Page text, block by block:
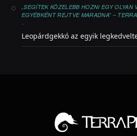
„SEGÍTEK KÖZELEBB HOZNI EGY OLYAN
EGYÉBKÉNT REJTVE MARADNA” –
-
Leopárdgekkó az egyik